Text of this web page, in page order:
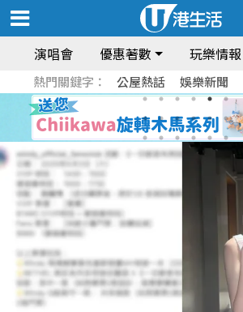
演唱會 優惠著數 玩樂情報
熱門關鍵字： 公屋熱話 娛樂新聞